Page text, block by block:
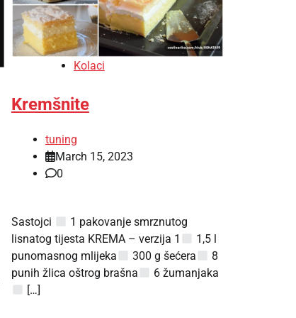
Kolaci
Kremšnite
tuning
March 15, 2023
0
Sastojci
1 pakovanje smrznutog
lisnatog tijesta KREMA – verzija 1
1,5 l
punomasnog mlijeka
300 g šećera
8
punih žlica oštrog brašna
6 žumanjaka
[…]